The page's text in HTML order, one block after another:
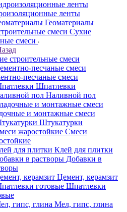
ленты
Геоматериалы
Сухие
смеси
строительные смеси
песчаные смеси
Шпатлевки
Наливной пол
и монтажные смеси
Штукатурки
Смеси
Клей для плитки
Добавки в
Цемент, керамзит
Шпатлевки
Мел, гипс, глина